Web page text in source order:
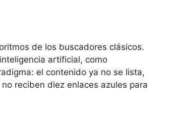
de los buscadores clásicos.
artificial, como
el contenido ya no se lista,
reciben diez enlaces azules para